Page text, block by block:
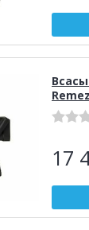
17